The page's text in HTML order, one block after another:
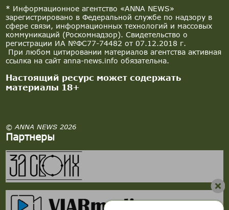
* Информационное агентство «ANNA NEWS»
зарегистрировано в Федеральной службе по надзору в
сфере связи, информационных технологий и массовых
коммуникаций (Роскомнадзор). Свидетельство о
регистрации ИА №ФС77-74482 от 07.12.2018 г.
При любом цитировании материалов агентства активная
ссылка на сайт anna-news.info обязательна.
Настоящий ресурс может содержать
материалы 18+
© ANNA NEWS 2026
Партнеры